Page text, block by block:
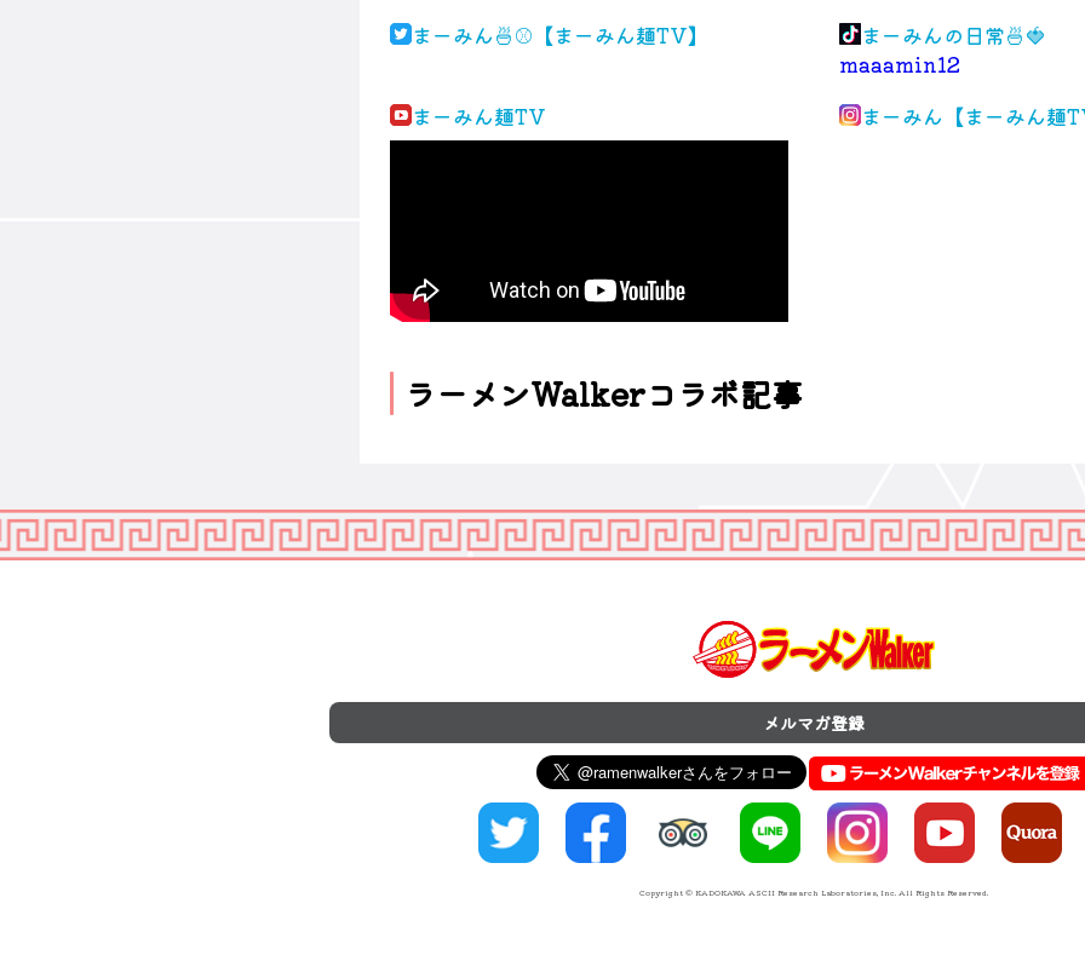
まーみん🍜⚾️【まーみん麺TV】
まーみんの日常🍜🍓
maaamin12
まーみん麺TV
まーみん【まーみん麺
ラーメンWalkerコラボ記事
メルマガ登録
Copyright © KADOKAWA ASCII Research Laboratories, Inc. All Rights Reserved.